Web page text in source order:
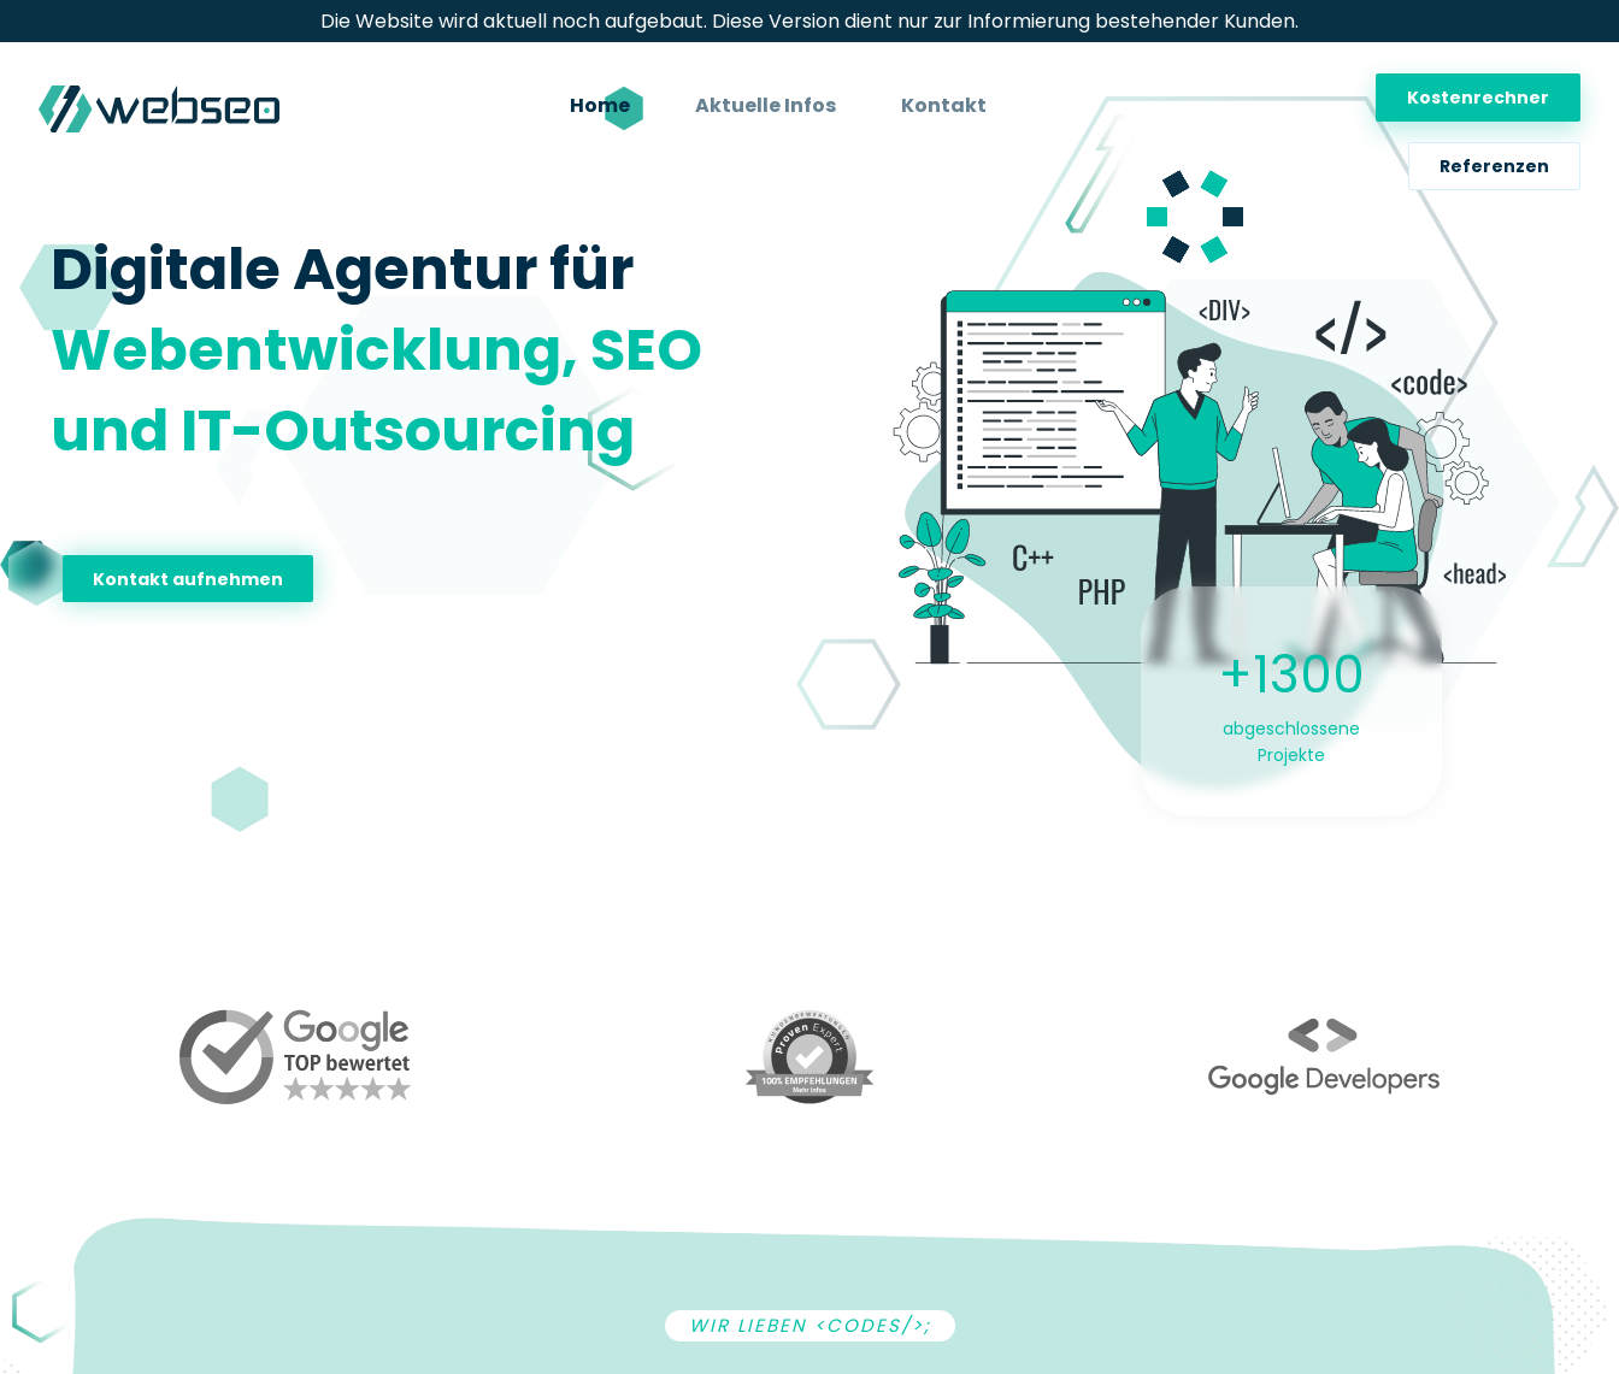
Die Website wird aktuell noch aufgebaut. Diese Version dient nur zur Informierung bestehender Kunden.
Home Aktuelle Infos Kontakt Kostenrechner
Referenzen
Digitale Agentur für
Webentwicklung, SEO
und IT-Outsourcing
Kontakt aufnehmen
+1300
abgeschlossene
Projekte
WIR LIEBEN <CODES/>;